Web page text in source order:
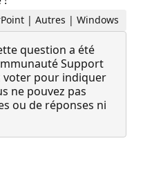
| Autres | Windows
question a été
Support
voter pour indiquer
ne pouvez pas
ou de réponses ni